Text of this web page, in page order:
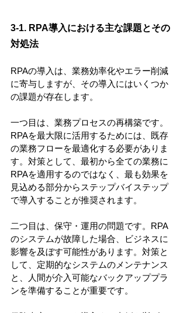
3-1. RPA導入における主な課題とその
対処法
RPAの導入は、業務効率化やエラー削減
に寄与しますが、その導入にはいくつか
の課題が存在します。
一つ目は、業務プロセスの再構築です。
RPAを最大限に活用するためには、既存
の業務フローを最適化する必要がありま
す。対策として、最初から全ての業務に
RPAを適用するのではなく、最も効果を
見込める部分からステップバイステップ
で導入することが推奨されます。
二つ目は、保守・運用の問題です。RPA
のシステムが故障した場合、ビジネスに
影響を及ぼす可能性があります。対策と
して、定期的なシステムのメンテナンス
と、人間が介入可能なバックアッププラ
ンを準備することが重要です。